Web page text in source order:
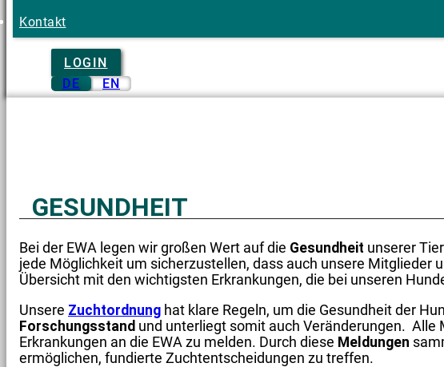
Kontakt
LOGIN
DE
EN
GESUNDHEIT
Bei der EWA legen wir großen Wert auf die Gesundheit unserer
jede Möglichkeit um sicherzustellen, dass auch unsere
Übersicht mit den wichtigsten Erkrankungen, die bei unseren
Unsere Zuchtordnung hat klare Regeln, um die Gesundheit der
Forschungsstand und unterliegt somit auch Veränderungen.
Erkrankungen an die EWA zu melden. Durch diese Meldungen
ermöglichen, fundierte Zuchtentscheidungen zu treffen.